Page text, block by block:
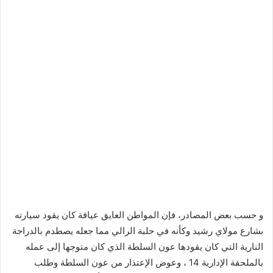
و حسب بعض المصادر، فإن المواطن العايق عياقة كان يقود سيارته
بشارع مولاي رشيد وكأنه في حلبة الرالي مما جعله يصطدم بالدراجة
النارية التي كان يقودها عون السلطة الذي كان متوجها إلى عمله
بالملحقة الإدارية 14 ، وعوض الإعتذار من عون السلطة وطلب